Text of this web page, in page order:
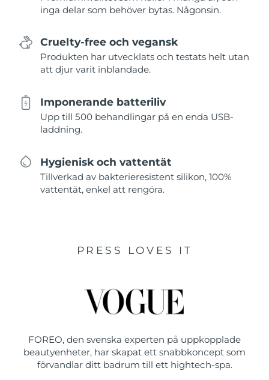
inga delar som behöver bytas. Någonsin.
Cruelty-free och vegansk
Produkten har utvecklats och testats helt utan
att djur varit inblandade.
Imponerande batteriliv
Upp till 500 behandlingar på en enda USB-
laddning.
Hygienisk och vattentät
Tillverkad av bakterieresistent silikon, 100%
vattentät, enkel att rengöra.
PRESS LOVES IT
FOREO, den svenska experten på uppkopplade
beautyenheter, har skapat ett snabbkoncept som
förvandlar ditt badrum till ett hightech-spa.